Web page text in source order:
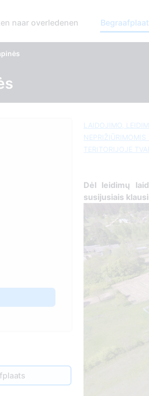
naar overledenen
LAIDOJIMO,
TERITORIJOJE
Dėl leidimų
susijusiais